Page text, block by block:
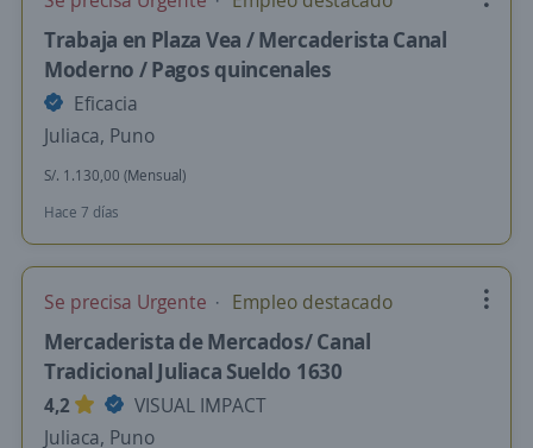
Trabaja en Plaza Vea / Mercaderista Canal
Moderno / Pagos quincenales
Eficacia
Juliaca, Puno
S/. 1.130,00 (Mensual)
Hace 7 días
Se precisa Urgente Empleo destacado
Mercaderista de Mercados/ Canal
Tradicional Juliaca Sueldo 1630
4,2
VISUAL IMPACT
Juliaca, Puno